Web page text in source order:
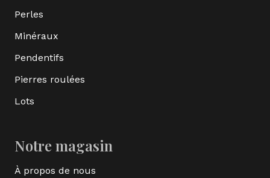
Perles
Minéraux
Pendentifs
Pierres roulées
Lots
Notre magasin
À propos de nous